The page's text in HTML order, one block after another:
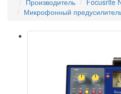
Производитель
Focusrite
Микрофонный